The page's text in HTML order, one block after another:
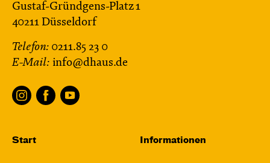
Gustaf-Gründgens-Platz 1
40211 Düsseldorf
Telefon: 0211.85 23 0
E-Mail: info@dhaus.de
Start Informationen